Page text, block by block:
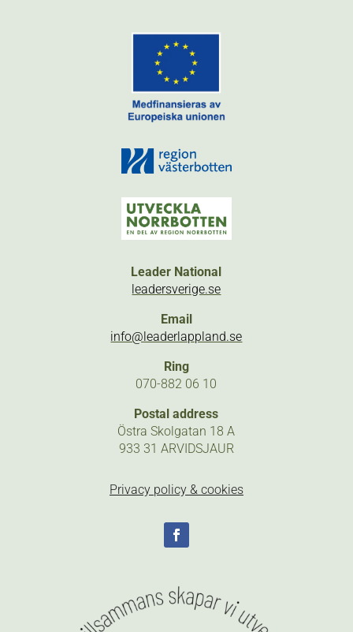
Leader National
leadersverige.se
Email
info@leaderlappland.se
Ring
070-882 06 10
Postal address
Östra Skolgatan 18 A
933 31 ARVIDSJAUR
Privacy policy & cookies